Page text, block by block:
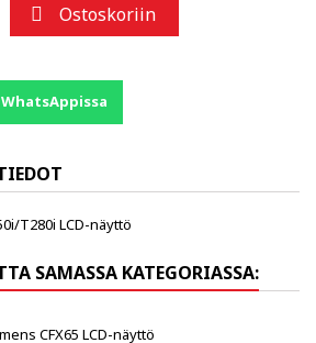
 Ostoskoriin
T280i LCD-näyttö
SAMASSA KATEGORIASSA: